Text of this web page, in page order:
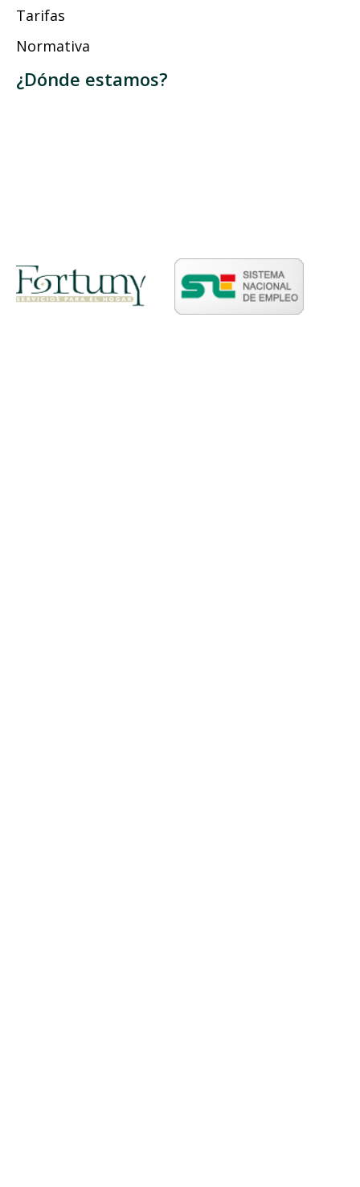
Tarifas
Normativa
¿Dónde estamos?